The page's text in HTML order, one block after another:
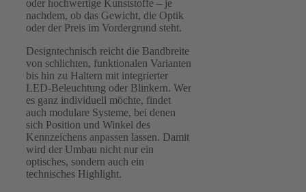
oder hochwertige Kunststoffe – je
nachdem, ob das Gewicht, die Optik
oder der Preis im Vordergrund steht.
Designtechnisch reicht die Bandbreite
von schlichten, funktionalen Varianten
bis hin zu Haltern mit integrierter
LED-Beleuchtung oder Blinkern. Wer
es ganz individuell möchte, findet
auch modulare Systeme, bei denen
sich Position und Winkel des
Kennzeichens anpassen lassen. Damit
wird der Umbau nicht nur ein
optisches, sondern auch ein
technisches Highlight.